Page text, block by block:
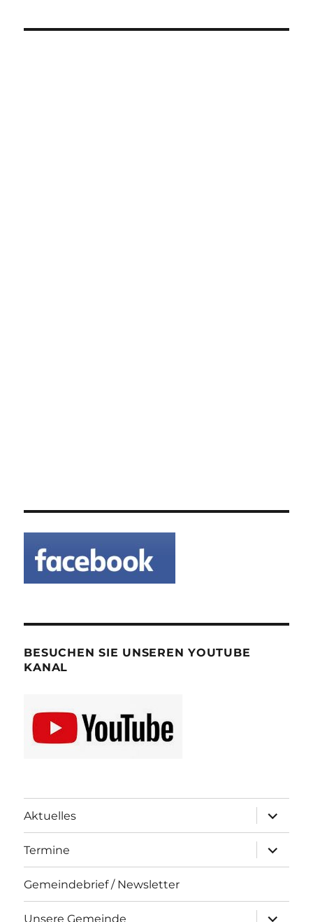
BESUCHEN SIE UNSEREN YOUTUBE
KANAL
Aktuelles
öffnen
Termine
öffnen
Gemeindebrief / Newsletter
Unsere Gemeinde